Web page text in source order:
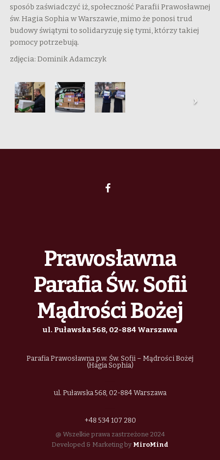
sposób zaświadczyć iż, społeczność Parafii Prawosławnej
św. Hagia Sophia w Warszawie, mimo że ponosi trud
budowy świątyni to solidaryzuję się tymi, którzy takiej
pomocy potrzebują.
zdjęcia: Dominik Adamczyk
Prawosławna
Parafia Św. Sofii
Mądrości Bożej
ul. Puławska 568, 02-884 Warszawa
Parafia Prawosławna p.w. Św. Sofii – Mądrości Bożej
(Hagia Sophia)
ul. Puławska 568, 02-884 Warszawa
+48 534 107 280
@ Wszelkie prawa zastrzeżone 2024
Developed & Marketing by MiroMind